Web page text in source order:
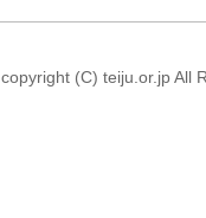
copyright (C) teiju.or.jp All